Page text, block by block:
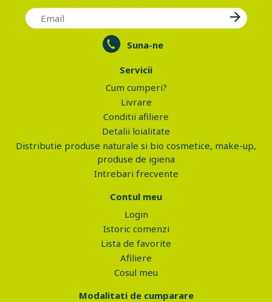
Suna-ne
Servicii
Cum cumperi?
Livrare
Conditii afiliere
Detalii loialitate
Distributie produse naturale si bio cosmetice, make-up,
produse de igiena
Intrebari frecvente
Contul meu
Login
Istoric comenzi
Lista de favorite
Afiliere
Cosul meu
Modalitati de cumparare